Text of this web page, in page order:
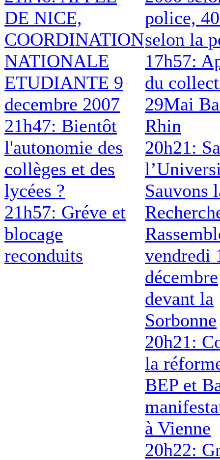
DE NICE,
COORDINATION
NATIONALE
ETUDIANTE 9
decembre 2007
21h47: Bientôt
l'autonomie des
collèges et des
lycées ?
21h57: Gréve et
blocage
reconduits
police,
selon la
17h57:
du
29Mai
Rhin
20h21:
Sauvons
vendredi
décembre
devant la
Sorbonne
20h21:
la
BEP et
à Vienne
20h22: